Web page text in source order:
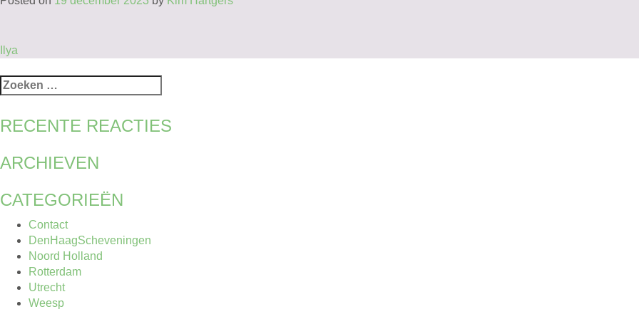
BERICHT
NAVIGATIE
Ilya
Zoeken
naar:
RECENTE REACTIES
ARCHIEVEN
CATEGORIEËN
Contact
DenHaagScheveningen
Noord Holland
Rotterdam
Utrecht
Weesp